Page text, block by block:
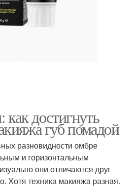
достигнуть
губ помадой
разновидности омбре
и горизонтальным
они отличаются друг
Хотя техника макияжа разная.